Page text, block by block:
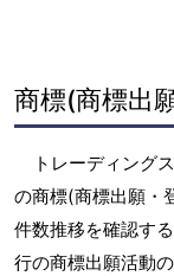
商標(商標出
トレーディング
の商標(商標出願・
件数推移を確認す
行の商標出願活動